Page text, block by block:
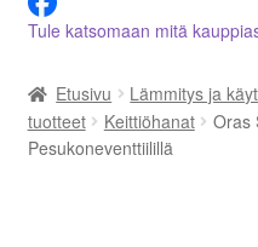
Tietoja meistä
Asiakastilini
Ostoskori
Tule katsomaan mitä
Etusivu Lämmitys ja
tuotteet
Keittiöhanat
Oras
Pesukoneventtiilillä